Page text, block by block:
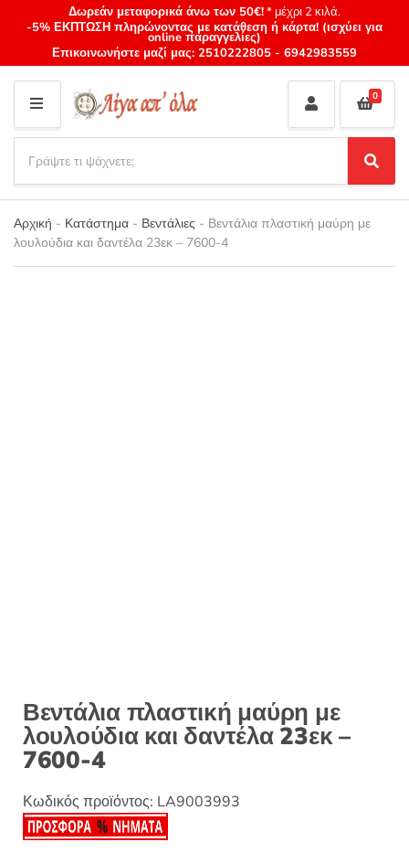
Δωρεάν μεταφορικά άνω των 50€!* μέχρι 2 κιλά.
-5% ΕΚΠΤΩΣΗ πληρώνοντας με κατάθεση ή κάρτα! (ισχύει για
online παραγγελίες)
Επικοινωνήστε μαζί μας: 2510222805 - 6942983559
M
E
N
U
Category
name
a
r
c
h
p
S
e
a
r
0
Αρχική - Κατάστημα - Βεντάλιες - Βεντάλια πλαστική μαύρη με
λουλούδια και δαντέλα 23εκ – 7600-4
Βεντάλια πλαστική μαύρη με
λουλούδια και δαντέλα 23εκ –
7600-4
Κωδικός προϊόντος: LA9003993